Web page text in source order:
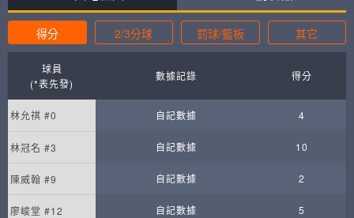
得分 2/3分球 罰球/籃板 其它
球員
(*表先發)
數據記錄 得分
林允祺 #0 自記數據 4
林冠名 #3 自記數據 10
陳威翰 #9 自記數據 2
廖峻堂 #12 自記數據 5